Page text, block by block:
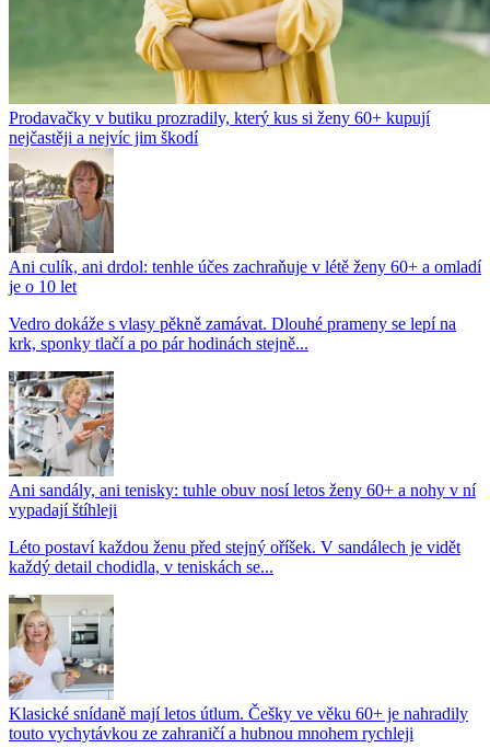
Prodavačky v butiku prozradily, který kus si ženy 60+ kupují
nejčastěji a nejvíc jim škodí
Ani culík, ani drdol: tenhle účes zachraňuje v létě ženy 60+ a omladí
je o 10 let
Vedro dokáže s vlasy pěkně zamávat. Dlouhé prameny se lepí na
krk, sponky tlačí a po pár hodinách stejně...
Ani sandály, ani tenisky: tuhle obuv nosí letos ženy 60+ a nohy v ní
vypadají štíhleji
Léto postaví každou ženu před stejný oříšek. V sandálech je vidět
každý detail chodidla, v teniskách se...
Klasické snídaně mají letos útlum. Češky ve věku 60+ je nahradily
touto vychytávkou ze zahraničí a hubnou mnohem rychleji